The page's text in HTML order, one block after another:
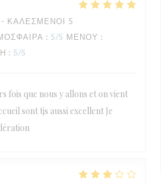
- ΚΑΛΕΣΜΈΝΟΙ 5
: 5/5 ΜΕΝΟΎ :
: 5/5
fois que nous y allons et on vient
sont tjs aussi excellent Je